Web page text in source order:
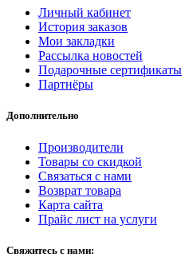
Личный кабинет
История заказов
Мои закладки
Рассылка новостей
Подарочные сертификаты
Партнёры
Дополнительно
Производители
Товары со скидкой
Связаться с нами
Возврат товара
Карта сайта
Прайс лист на услуги
Свяжитесь с нами: